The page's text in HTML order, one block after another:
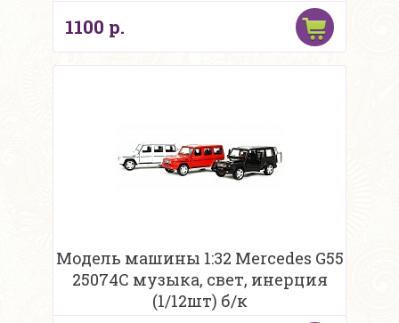
1100 р.
Модель машины 1:32 Mercedes G55
25074C музыка, свет, инерция
(1/12шт) б/к